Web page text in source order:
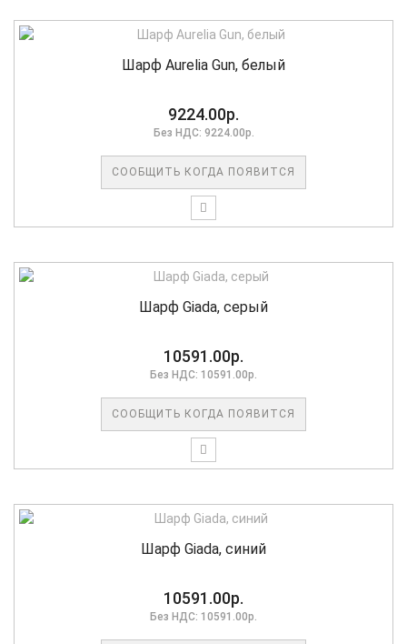
Шарф Aurelia Gun, белый
9224.00р.
Без НДС: 9224.00р.
СООБЩИТЬ КОГДА ПОЯВИТСЯ
Шарф Giada, серый
10591.00р.
Без НДС: 10591.00р.
СООБЩИТЬ КОГДА ПОЯВИТСЯ
Шарф Giada, синий
10591.00р.
Без НДС: 10591.00р.